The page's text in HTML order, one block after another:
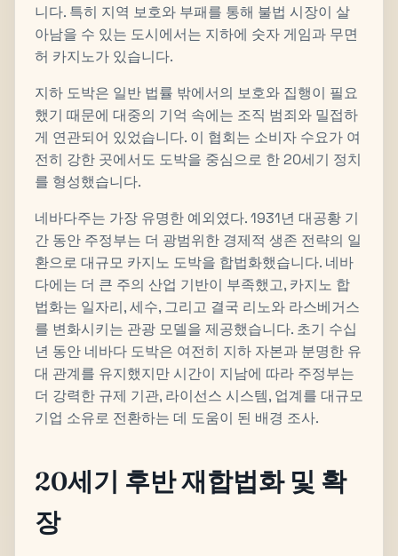
니다. 특히 지역 보호와 부패를 통해 불법 시장이 살
아남을 수 있는 도시에서는 지하에 숫자 게임과 무면
허 카지노가 있습니다.
지하 도박은 일반 법률 밖에서의 보호와 집행이 필요
했기 때문에 대중의 기억 속에는 조직 범죄와 밀접하
게 연관되어 있었습니다. 이 협회는 소비자 수요가 여
전히 강한 곳에서도 도박을 중심으로 한 20세기 정치
를 형성했습니다.
네바다주는 가장 유명한 예외였다. 1931년 대공황 기
간 동안 주정부는 더 광범위한 경제적 생존 전략의 일
환으로 대규모 카지노 도박을 합법화했습니다. 네바
다에는 더 큰 주의 산업 기반이 부족했고, 카지노 합
법화는 일자리, 세수, 그리고 결국 리노와 라스베거스
를 변화시키는 관광 모델을 제공했습니다. 초기 수십
년 동안 네바다 도박은 여전히 지하 자본과 분명한 유
대 관계를 유지했지만 시간이 지남에 따라 주정부는
더 강력한 규제 기관, 라이선스 시스템, 업계를 대규모
기업 소유로 전환하는 데 도움이 된 배경 조사.
20세기 후반 재합법화 및 확
장